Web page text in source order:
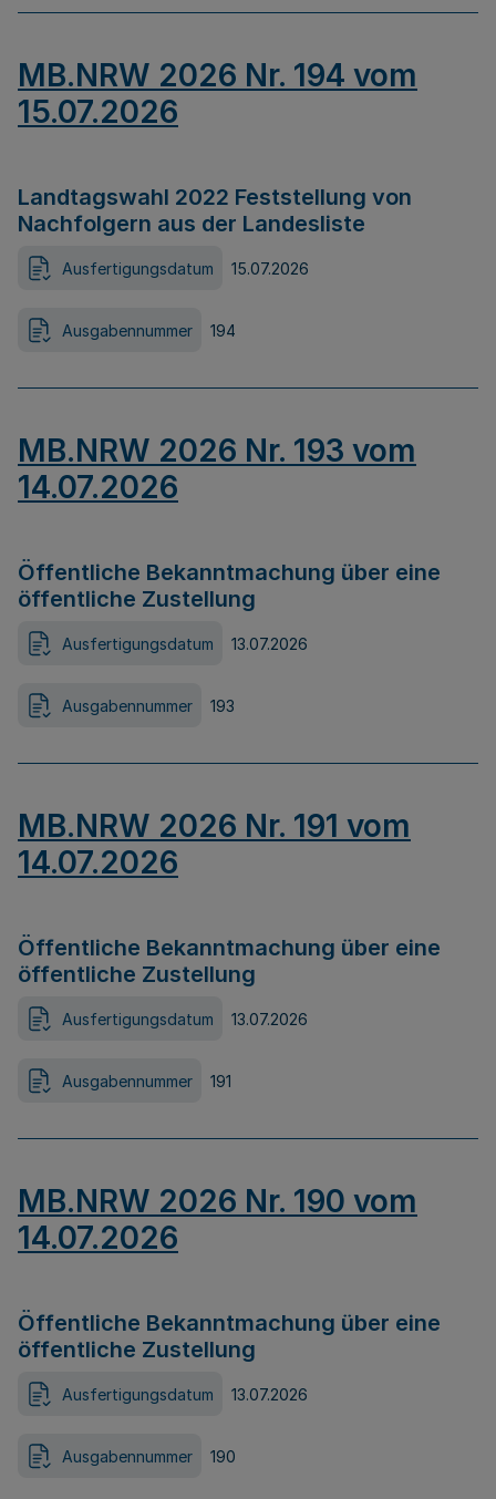
MB.NRW 2026 Nr. 194 vom
15.07.2026
Landtagswahl 2022 Feststellung von
Nachfolgern aus der Landesliste
Ausfertigungsdatum 15.07.2026
Ausgabennummer 194
MB.NRW 2026 Nr. 193 vom
14.07.2026
Öffentliche Bekanntmachung über eine
öffentliche Zustellung
Ausfertigungsdatum 13.07.2026
Ausgabennummer 193
MB.NRW 2026 Nr. 191 vom
14.07.2026
Öffentliche Bekanntmachung über eine
öffentliche Zustellung
Ausfertigungsdatum 13.07.2026
Ausgabennummer 191
MB.NRW 2026 Nr. 190 vom
14.07.2026
Öffentliche Bekanntmachung über eine
öffentliche Zustellung
Ausfertigungsdatum 13.07.2026
Ausgabennummer 190